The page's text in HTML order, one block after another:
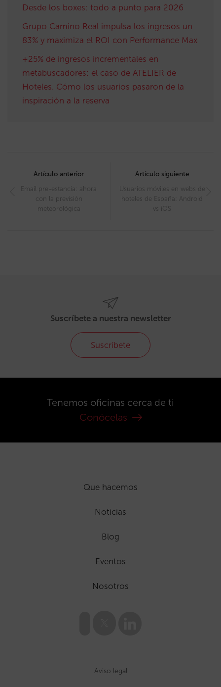
Desde los boxes: todo a punto para 2026
Grupo Camino Real impulsa los ingresos un
83% y maximiza el ROI con Performance Max
+25% de ingresos incrementales en
metabuscadores: el caso de ATELIER de
Hoteles. Cómo los usuarios pasaron de la
inspiración a la reserva
navigation
Artículo anterior
Email pre-estancia: ahora
con la previsión
meteorológica
Artículo siguiente
Usuarios móviles en webs de
hoteles de España: Android
vs iOS
Suscríbete a nuestra newsletter
Suscríbete
Tenemos oficinas cerca de ti
Conócelas
Que hacemos
Noticias
Blog
Eventos
Nosotros
Aviso legal